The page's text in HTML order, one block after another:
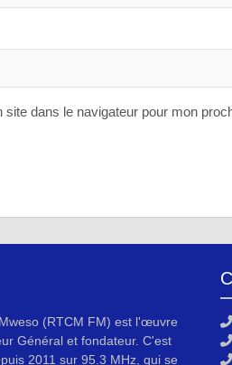
dans le navigateur pour mon
(RTCM FM) est l'œuvre
Général et fondateur. C'est
2011 sur 95.3 MHz, qui se